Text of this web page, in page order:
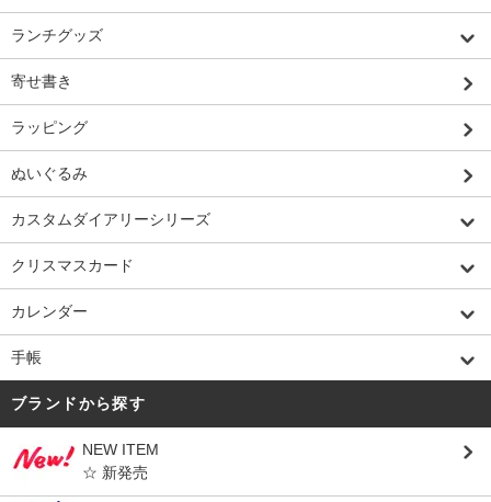
ランチグッズ
寄せ書き
ラッピング
ぬいぐるみ
カスタムダイアリーシリーズ
クリスマスカード
カレンダー
手帳
ブランドから探す
NEW ITEM
☆ 新発売